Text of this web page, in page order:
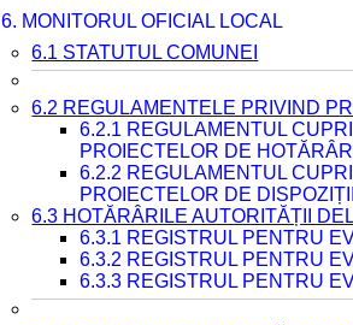
6. MONITORUL OFICIAL LOCAL
6.1 STATUTUL COMUNEI
6.2 REGULAMENTELE PRIVIND
6.2.1 REGULAMENTUL
PROIECTELOR DE
6.2.2 REGULAMENTUL
PROIECTELOR DE
6.3 HOTĂRÂRILE AUTORITĂȚII
6.3.1 REGISTRUL PENTRU
6.3.2 REGISTRUL PENTRU
6.3.3 REGISTRUL PENTRU